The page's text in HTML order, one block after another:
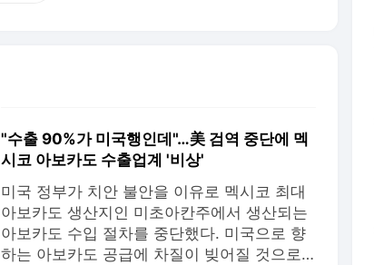
"수출 90%가 미국행인데"…美 검역 중단에 멕
시코 아보카도 수출업계 '비상'
미국 정부가 치안 불안을 이유로 멕시코 최대
아보카도 생산지인 미초아칸주에서 생산되는
아보카도 수입 절차를 중단했다. 미국으로 향
하는 아보카도 공급에 차질이 빚어질 것으로